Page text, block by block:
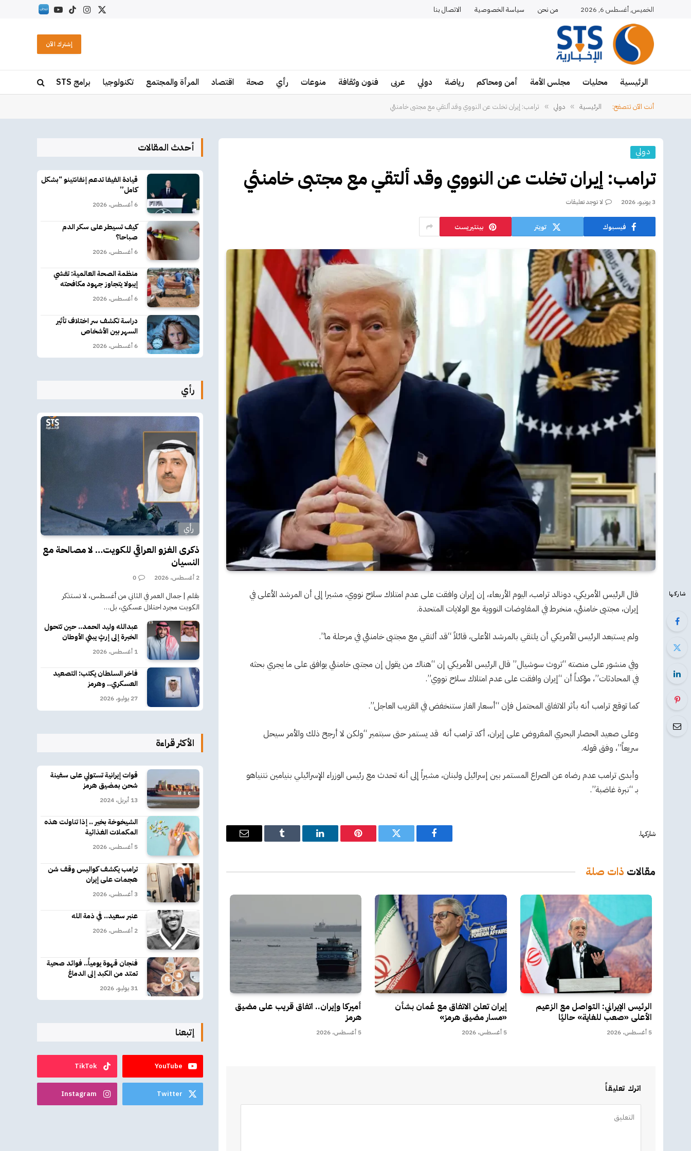
الخميس, أغسطس 6, 2026 من نحن سياسة الخصوصية الاتصال بنا
X
الانستغرام
تيكتوكيوتيوب
RSS
إشترك الآن
الرئيسية محليات مجلس الأمة أمن ومحاكم رياضة دولي عربى فنون وثقافة منوعات رأي صحة اقتصاد المرأة والمجتمع تكنولوجيا برامج STS
أنت الآن تتصفح: الرئيسية » دولي » ترامب: إيران تخلت عن النووي وقد ألتقي مع مجتبى خامنئي
دولي
ترامب: إيران تخلت عن النووي وقد ألتقي مع مجتبى خامنئي
3 يونيو، 2026 لا توجد تعليقات
فيسبوك تويتر بينتيريست
شاركها
قال الرئيس الأمريكي، دونالد ترامب، اليوم الأربعاء، إن إيران وافقت على عدم امتلاك سلاح نووي، مشيرا إلى أن المرشد الأعلى في
إيران، مجتبى خامنئي، منخرط في المفاوضات النووية مع الولايات المتحدة.
ولم يستبعد الرئيس الأمريكي أن يلتقي بالمرشد الأعلى، قائلاً “قد ألتقي مع مجتبى خامنئي في مرحلة ما”.
وفي منشور على منصته “تروث سوشيال” قال الرئيس الأمريكي إن “هناك من يقول إن مجتبى خامنئي يوافق على ما يجري بحثه
في المحادثات”، مؤكداً أن “إيران وافقت على عدم امتلاك سلاح نووي”.
كما توقع ترامب أنه بأثر الاتفاق المحتمل فإن “أسعار الغاز ستنخفض في القريب العاجل”.
وعلى صعيد الحصار البحري المفروض على إيران، أكد ترامب أنه قد يستمر حتى سبتمبر “ولكن لا أرجح ذلك والأمر سيحل
سريعاً”، وفق قوله.
وأبدى ترامب عدم رضاه عن الصراع المستمر بين إسرائيل ولبنان، مشيراً إلى أنه تحدث مع رئيس الوزراء الإسرائيلي بنيامين نتنياهو
بـ “نبرة غاضبة”.
شاركها.
فيسبوك تويتر بينتيريستلينكدإن Tumblr
البريد
مقالات ذات صلة
الرئيس الإيراني: التواصل مع الزعيم
الأعلى «صعب للغاية» حاليًا
5 أغسطس، 2026
إيران تعلن الاتفاق مع عُمان بشأن
«مسار مضيق هرمز»
5 أغسطس، 2026
أميركا وإيران.. اتفاق قريب على مضيق
هرمز
5 أغسطس، 2026
اترك تعليقاً
أحدث المقالات
قيادة الفيفا تدعم إنفانتينو “بشكل
كامل”
6 أغسطس، 2026
كيف تسيطر على سكر الدم
صباحا؟
6 أغسطس، 2026
منظمة الصحة العالمية: تفشي
إيبولا يتجاوز جهود مكافحته
6 أغسطس، 2026
دراسة تكشف سر اختلاف تأثير
السهر بين الأشخاص
6 أغسطس، 2026
رأي
رأي
ذكرى الغزو العراقي للكويت… لا مصالحة مع
النسيان
2 أغسطس، 2026 0
بقلم | جمال العمر في الثاني من أغسطس، لا تستذكر
الكويت مجرد احتلال عسكري، بل…
عبدالله وليد الحمد.. حين تتحول
الخبرة إلى إرثٍ يبني الأوطان
1 أغسطس، 2026
فاخر السلطان يكتب: التصعيد
العسكري.. وهرمز
27 يوليو، 2026
الأكثر قراءة
قوات إيرانية تستولي على سفينة
شحن بمضيق هرمز
13 أبريل، 2024
الشيخوخة بخير .. إذا تناولت هذه
المكملات الغذائية
5 أغسطس، 2026
ترامب يكشف كواليس وقف شن
هجمات على إيران
3 أغسطس، 2026
عنبر سعيد.. في ذمة الله
2 أغسطس، 2026
فنجان قهوة يومياً.. فوائد صحية
تمتد من الكبد إلى الدماغ
31 يوليو، 2026
إتبعنا
YouTube
TikTok
Twitter
Instagram